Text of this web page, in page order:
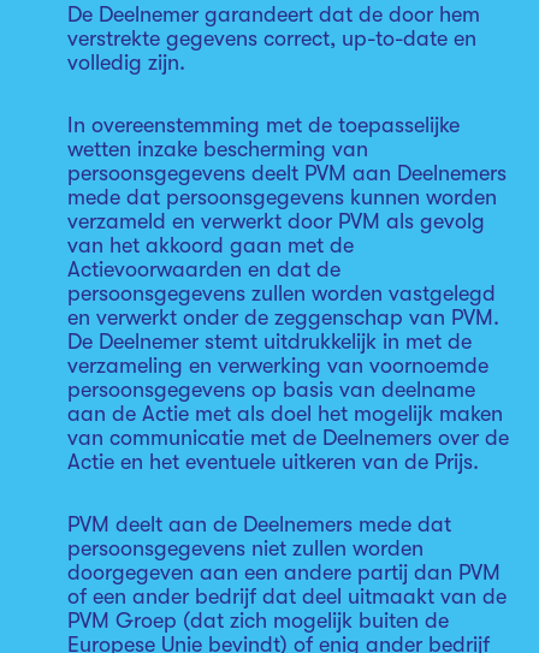
De Deelnemer garandeert dat de door hem
verstrekte gegevens correct, up-to-date en
volledig zijn.
In overeenstemming met de toepasselijke
wetten inzake bescherming van
persoonsgegevens deelt PVM aan Deelnemers
mede dat persoonsgegevens kunnen worden
verzameld en verwerkt door PVM als gevolg
van het akkoord gaan met de
Actievoorwaarden en dat de
persoonsgegevens zullen worden vastgelegd
en verwerkt onder de zeggenschap van PVM.
De Deelnemer stemt uitdrukkelijk in met de
verzameling en verwerking van voornoemde
persoonsgegevens op basis van deelname
aan de Actie met als doel het mogelijk maken
van communicatie met de Deelnemers over de
Actie en het eventuele uitkeren van de Prijs.
PVM deelt aan de Deelnemers mede dat
persoonsgegevens niet zullen worden
doorgegeven aan een andere partij dan PVM
of een ander bedrijf dat deel uitmaakt van de
PVM Groep (dat zich mogelijk buiten de
Europese Unie bevindt) of enig ander bedrijf